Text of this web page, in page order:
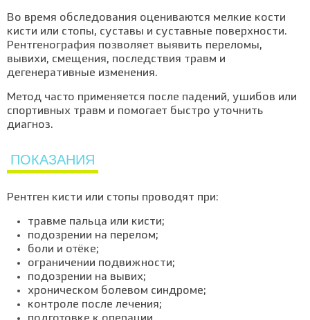
Во время обследования оцениваются мелкие кости
кисти или стопы, суставы и суставные поверхности.
Рентгенография позволяет выявить переломы,
вывихи, смещения, последствия травм и
дегенеративные изменения.
Метод часто применяется после падений, ушибов или
спортивных травм и помогает быстро уточнить
диагноз.
ПОКАЗАНИЯ
Рентген кисти или стопы проводят при:
травме пальца или кисти;
подозрении на перелом;
боли и отёке;
ограничении подвижности;
подозрении на вывих;
хроническом болевом синдроме;
контроле после лечения;